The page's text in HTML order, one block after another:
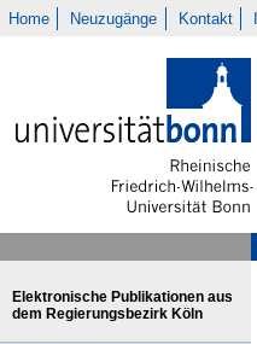
Home Neuzugänge Kontakt
Elektronische Publikationen aus
dem Regierungsbezirk Köln